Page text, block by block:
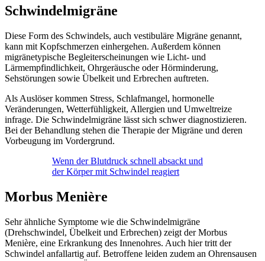
Schwindelmigräne
Diese Form des Schwindels, auch vestibuläre Migräne genannt,
kann mit Kopfschmerzen einhergehen. Außerdem können
migränetypische Begleiterscheinungen wie Licht- und
Lärmempfindlichkeit, Ohrgeräusche oder Hörminderung,
Sehstörungen sowie Übelkeit und Erbrechen auftreten.
Als Auslöser kommen Stress, Schlafmangel, hormonelle
Veränderungen, Wetterfühligkeit, Allergien und Umweltreize
infrage. Die Schwindelmigräne lässt sich schwer diagnostizieren.
Bei der Behandlung stehen die Therapie der Migräne und deren
Vorbeugung im Vordergrund.
Wenn der Blutdruck schnell absackt und
der Körper mit Schwindel reagiert
Morbus Menière
Sehr ähnliche Symptome wie die Schwindelmigräne
(Drehschwindel, Übelkeit und Erbrechen) zeigt der Morbus
Menière, eine Erkrankung des Innenohres. Auch hier tritt der
Schwindel anfallartig auf. Betroffene leiden zudem an Ohrensausen